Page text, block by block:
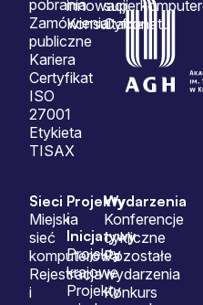
pobrania
Zamówienia
publiczne
Kariera
Certyfikat
ISO
27001
Etykieta
TISAX
innowacji
Konsultacje
Cyfronetu
Sieci
Miejska
sieć
komputerowa
Rejestracja
i
Projekty
i
Inicjatywy
Projekty
krajowe
Projekty
Wydarzenia
Konferencje
cykliczne
Pozostałe
wydarzenia
Konkurs